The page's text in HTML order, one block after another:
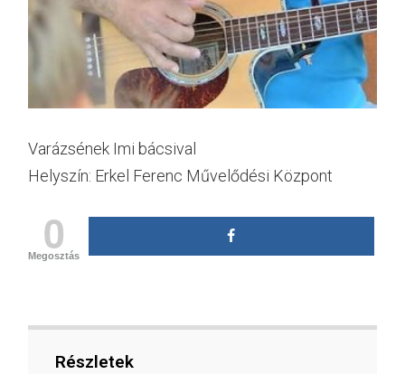
Varázsének Imi bácsival
Helyszín: Erkel Ferenc Művelődési Központ
0
Megosztás
Részletek